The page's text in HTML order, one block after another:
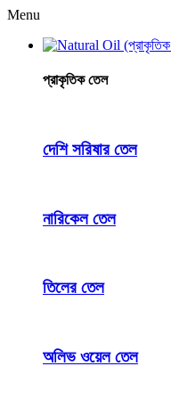
Menu
প্রাকৃতিক তেল
দেশি সরিষার তেল
নারিকেল তেল
তিলের তেল
অলিভ ওয়েল তেল